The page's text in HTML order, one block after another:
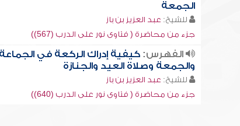
الجمعة
للشيخ: عبد العزيز بن باز
جزء من محاضرة ( فتاوى نور على الدرب (567))
الفهرس:كيفية إدراك الركعة في الجماعة
والجمعة وصلاة العيد والجنازة
للشيخ: عبد العزيز بن باز
جزء من محاضرة ( فتاوى نور على الدرب (640))